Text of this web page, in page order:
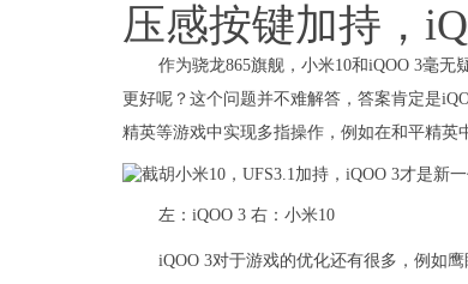
压感按键加持，
作为骁龙865旗舰，小米10和iQOO 3毫
更好呢？这个问题并不难解答，答案肯定是
精英等游戏中实现多指操作，例如在和平精英
左：iQOO 3 右：小米10
iQOO 3对于游戏的优化还有很多，例如